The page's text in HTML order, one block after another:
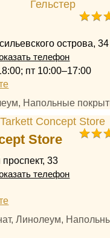
острова, 34
телефон
пт 10:00–17:00
Напольные
Store
33
телефон
Линолеум,